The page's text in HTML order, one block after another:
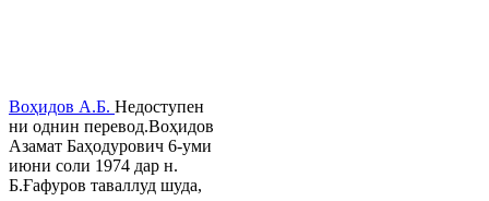
Воҳидов А.Б. Недоступен
ни однин перевод.Воҳидов
Азамат Баҳодурович 6-уми
июни соли 1974 дар н.
Б.Ғафуров таваллуд шуда,